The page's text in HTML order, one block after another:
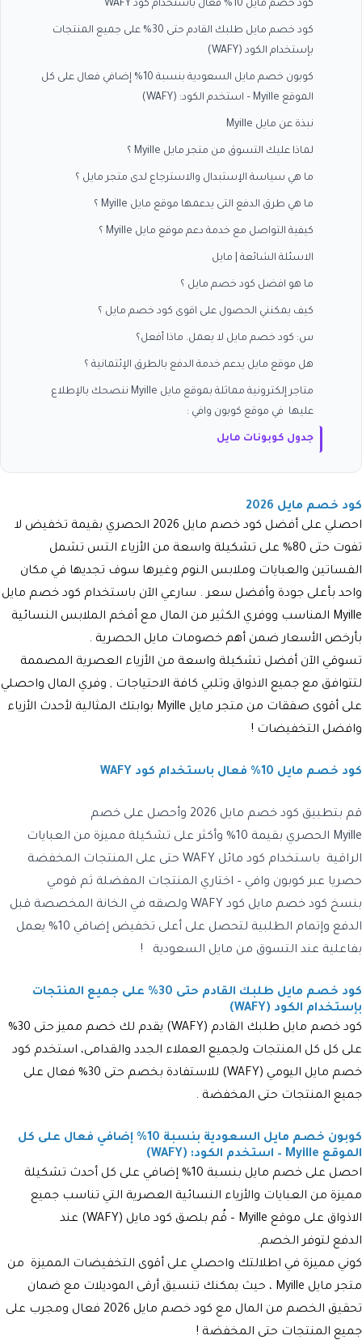
كود خصم مايل 10% فعال باستخدام كود WAFY
كود خصم مايل طلبك القادم حتى 30% على جميع المنتجات
بإستخدام الكود (WAFY)
كوبون خصم مايل السعودية بنسبة 10% إضافي فعال على كل
الموقع Myille – استخدم الكود: (WAFY)
نبذة عن مايل Myille
لماذا عليك التسوق من متجر مايل Myille ؟
ما هي سياسة الإستبدال والاسترجاع لدى متجر مايل ؟
ما هي طرق الدفع التى يدعمها موقع مايل Myille ؟
كيفية التواصل مع خدمة دعم موقع مايل Myille ؟
الاسئلة الشائعة | مايل
ما هو افضل كود خصم مايل ؟
كيف يمكنني الحصول على اقوى كود خصم مايل ؟
س: كود خصم مايل لا يعمل. ماذا أفعل؟
هل موقع مايل يدعم خدمة الدفع بالطرق الإئتمانية ؟
متاجر إلكترونية مماثلة بموقع مايل Myille ننصحك بالإطلاع
عليها في موقع كوبون وافي :
جدول كوبونات مايل
كود خصم مايل 2026
احصلي على أفضل كود خصم مايل 2026 الحصري بقيمة تخفيض لا
تفوت حتى 80% على تشكيلة واسعة من الأزياء التس تشمل
الفساتين والعبايات وملابس النوم وغيرها سوف تجديها في مكان
واحد بأعلى جودة وأفضل سعر . سارعي الآن باستخدام كود خصم مايل
Myille المناسب ووفري الكثير من المال مع أفخم الملابس النسائية
بأرخص الأسعار ضمن أهم خصومات مايل الحصرية .
تسوقي الآن أفضل تشكيلة واسعة من الأزياء العصرية المصممة
لتتوافق مع جميع الاذواق وتلبي كافة الاحتياجات , وفري المال واحصلي
على أقوى صفقات من متجر مايل Myille بوابتك المثالية لأحدث الأزياء
وافضل التخفيضات !
كود خصم مايل 10% فعال باستخدام كود WAFY
قم بتطبيق كود خصم مايل 2026
وأحصل على خصم
Myille
الحصري بقيمة 10% وأكثر على تشكيلة مميزة من العبايات
الراقية باستخدام كود مائل
WAFY حتى على المنتجات المخفضة
حصريا عبر كوبون وافي – اختاري المنتجات المفضلة ثم قومي
بنسخ كود خصم مايل كود WAFY ولصقه في الخانة المخصصة قبل
الدفع وإتمام الطلبية لتحصل على أعلى تخفيض إضافي 10% يعمل
بفاعلية عند التسوق من مايل السعودية !
كود خصم مايل طلبك القادم حتى 30% على جميع المنتجات
بإستخدام الكود (WAFY)
كود خصم مايل طلبك القادم (WAFY)
يقدم لك خصم مميز حتى 30%
على كل كل المنتجات ولجميع العملاء الجدد والقدامى، استخدم كود
خصم مايل اليومي (WAFY
) للاستفادة بخصم حتى 30% فعال على
جميع المنتجات حتى المخفضة .
كوبون خصم مايل السعودية بنسبة 10% إضافي فعال على كل
الموقع Myille – استخدم الكود: (WAFY)
احصل على خصم مايل بنسبة 10% إضافي على كل أحدث تشكيلة
مميزة من العبايات والأزياء النسائية العصرية التي تناسب جميع
الاذواق على موقع Myille – قُم بلصق كود مايل (
WAFY) عند
الدفع لتوفر الخصم.
كوني مميزة في اطلالتك واحصلي على أقوى التخفيضات المميزة من
متجر مايل Myille ، حيث يمكنك تنسيق أرقى الموديلات مع ضمان
تحقيق الخصم من المال مع كود خصم مايل 2026 فعال ومجرب على
جميع المنتجات حتى المخفضة !